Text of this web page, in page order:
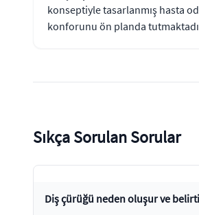
konseptiyle tasarlanmış hasta
konforunu ön planda
Sıkça Sorulan Sorular
Diş çürüğü neden oluşur ve